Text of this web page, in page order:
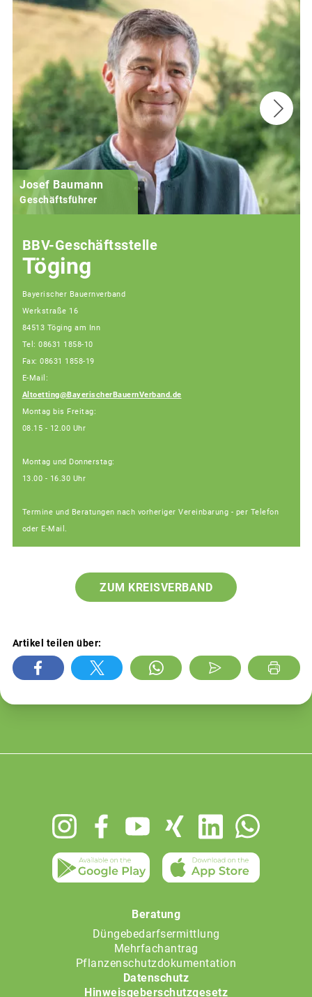
Josef Baumann
Geschäftsführer
BBV-Geschäftsstelle
Töging
Bayerischer Bauernverband
Werkstraße 16
84513 Töging am Inn
Tel: 08631 1858-10
Fax: 08631 1858-19
E-Mail:
Altoetting@BayerischerBauernVerband.de
Montag bis Freitag:
08.15 - 12.00 Uhr
Montag und Donnerstag:
13.00 - 16.30 Uhr
Termine und Beratungen nach vorheriger Vereinbarung - per Telefon
oder E-Mail.
ZUM KREISVERBAND
Artikel teilen über:
Beratung
Düngebedarfsermittlung
Mehrfachantrag
Pflanzenschutzdokumentation
Datenschutz
Hinweisgeberschutzgesetz